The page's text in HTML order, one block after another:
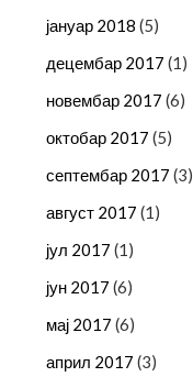
јануар 2018 (5)
децембар 2017 (1)
новембар 2017 (6)
октобар 2017 (5)
септембар 2017 (3)
август 2017 (1)
јул 2017 (1)
јун 2017 (6)
мај 2017 (6)
април 2017 (3)